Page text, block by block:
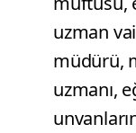
uzman
müdürü,
uzmanı,